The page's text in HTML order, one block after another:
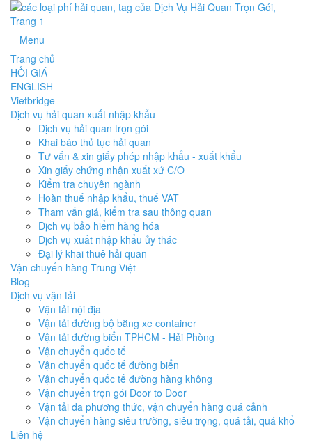
Menu
Trang chủ
HỎI GIÁ
ENGLISH
Vietbridge
Dịch vụ hải quan xuất nhập khẩu
Dịch vụ hải quan trọn gói
Khai báo thủ tục hải quan
Tư vấn & xin giấy phép nhập khẩu - xuất khẩu
Xin giấy chứng nhận xuất xứ C/O
Kiểm tra chuyên ngành
Hoàn thuế nhập khẩu, thuế VAT
Tham vấn giá, kiểm tra sau thông quan
Dịch vụ bảo hiểm hàng hóa
Dịch vụ xuất nhập khẩu ủy thác
Đại lý khai thuê hải quan
Vận chuyển hàng Trung Việt
Blog
Dịch vụ vận tải
Vận tải nội địa
Vận tải đường bộ bằng xe container
Vận tải đường biển TPHCM - Hải Phòng
Vận chuyển quốc tế
Vận chuyển quốc tế đường biển
Vận chuyển quốc tế đường hàng không
Vận chuyển trọn gói Door to Door
Vận tải đa phương thức, vận chuyển hàng quá cảnh
Vận chuyển hàng siêu trường, siêu trọng, quá tải, quá khổ
Liên hệ